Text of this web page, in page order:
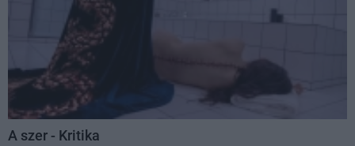
A szer - Kritika